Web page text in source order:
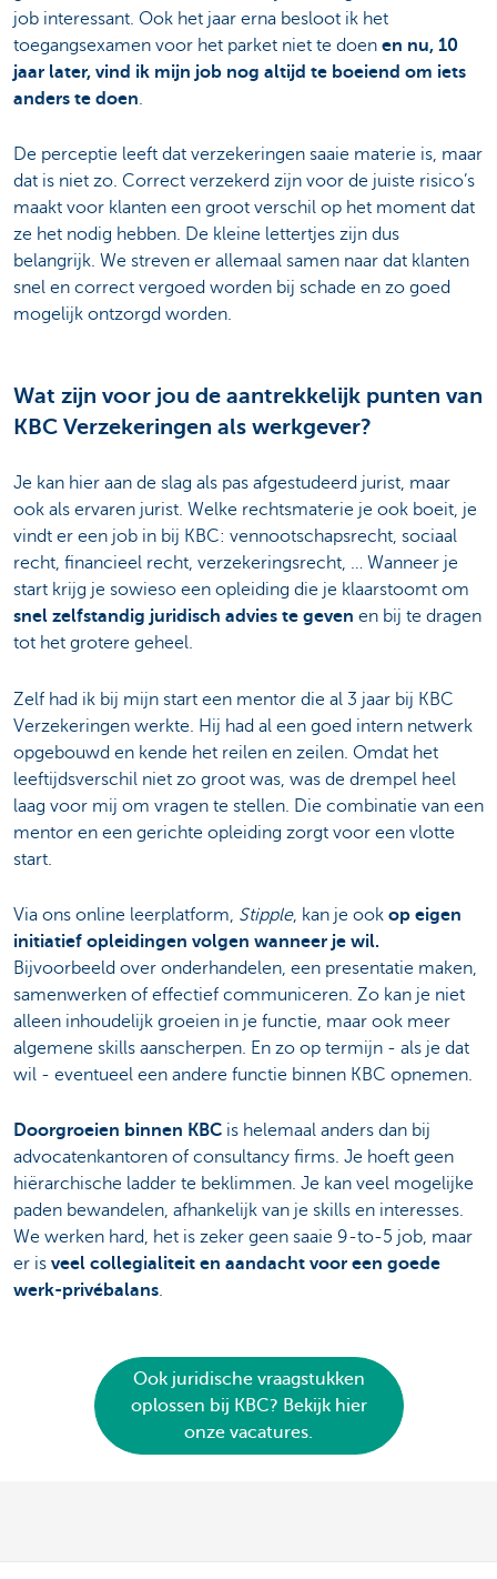
job interessant. Ook het jaar erna besloot ik het
toegangsexamen voor het parket niet te doen en nu, 10
jaar later, vind ik mijn job nog altijd te boeiend om iets
anders te doen.
De perceptie leeft dat verzekeringen saaie materie is, maar
dat is niet zo. Correct verzekerd zijn voor de juiste risico’s
maakt voor klanten een groot verschil op het moment dat
ze het nodig hebben. De kleine lettertjes zijn dus
belangrijk. We streven er allemaal samen naar dat klanten
snel en correct vergoed worden bij schade en zo goed
mogelijk ontzorgd worden.
Wat zijn voor jou de aantrekkelijk punten van
KBC Verzekeringen als werkgever?
Je kan hier aan de slag als pas afgestudeerd jurist, maar
ook als ervaren jurist. Welke rechtsmaterie je ook boeit, je
vindt er een job in bij KBC: vennootschapsrecht, sociaal
recht, financieel recht, verzekeringsrecht, … Wanneer je
start krijg je sowieso een opleiding die je klaarstoomt om
snel zelfstandig juridisch advies te geven en bij te dragen
tot het grotere geheel.
Zelf had ik bij mijn start een mentor die al 3 jaar bij KBC
Verzekeringen werkte. Hij had al een goed intern netwerk
opgebouwd en kende het reilen en zeilen. Omdat het
leeftijdsverschil niet zo groot was, was de drempel heel
laag voor mij om vragen te stellen. Die combinatie van een
mentor en een gerichte opleiding zorgt voor een vlotte
start.
Via ons online leerplatform, Stipple, kan je ook op eigen
initiatief opleidingen volgen wanneer je wil.
Bijvoorbeeld over onderhandelen, een presentatie maken,
samenwerken of effectief communiceren. Zo kan je niet
alleen inhoudelijk groeien in je functie, maar ook meer
algemene skills aanscherpen. En zo op termijn - als je dat
wil - eventueel een andere functie binnen KBC opnemen.
Doorgroeien binnen KBC is helemaal anders dan bij
advocatenkantoren of consultancy firms. Je hoeft geen
hiërarchische ladder te beklimmen. Je kan veel mogelijke
paden bewandelen, afhankelijk van je skills en interesses.
We werken hard, het is zeker geen saaie 9-to-5 job, maar
er is veel collegialiteit en aandacht voor een goede
werk-privébalans.
Ook juridische vraagstukken
oplossen bij KBC? Bekijk hier
onze vacatures.